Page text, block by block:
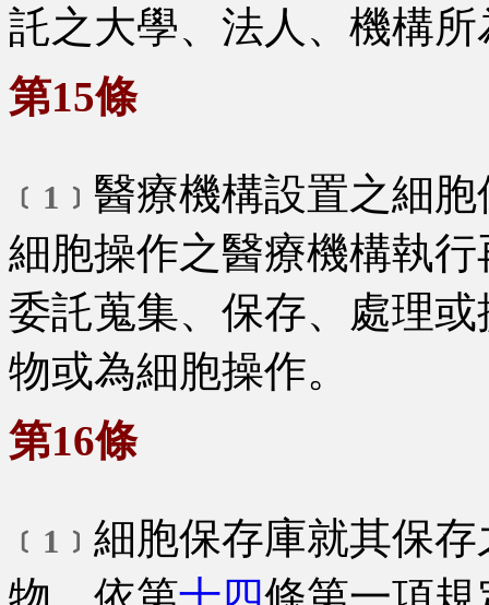
託之大學、法人、機構
第15條
﹝1﹞ 醫療機構設置之細
細胞操作之醫療機構執
委託蒐集、保存、處理
物或為細胞操作。
第16條
﹝1﹞ 細胞保存庫就其保